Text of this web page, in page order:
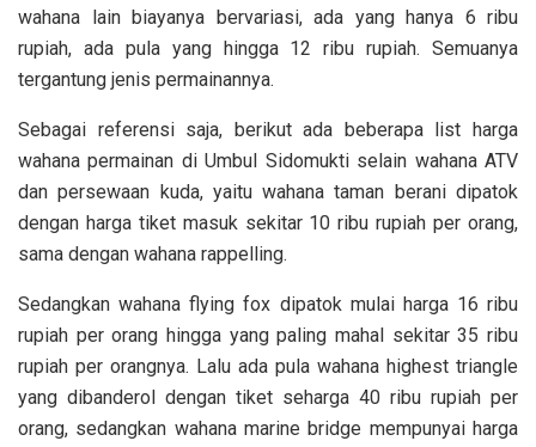
wahana lain biayanya bervariasi, ada yang hanya 6 ribu
rupiah, ada pula yang hingga 12 ribu rupiah. Semuanya
tergantung jenis permainannya.
Sebagai referensi saja, berikut ada beberapa list harga
wahana permainan di Umbul Sidomukti selain wahana ATV
dan persewaan kuda, yaitu wahana taman berani dipatok
dengan harga tiket masuk sekitar 10 ribu rupiah per orang,
sama dengan wahana rappelling.
Sedangkan wahana flying fox dipatok mulai harga 16 ribu
rupiah per orang hingga yang paling mahal sekitar 35 ribu
rupiah per orangnya. Lalu ada pula wahana highest triangle
yang dibanderol dengan tiket seharga 40 ribu rupiah per
orang, sedangkan wahana marine bridge mempunyai harga